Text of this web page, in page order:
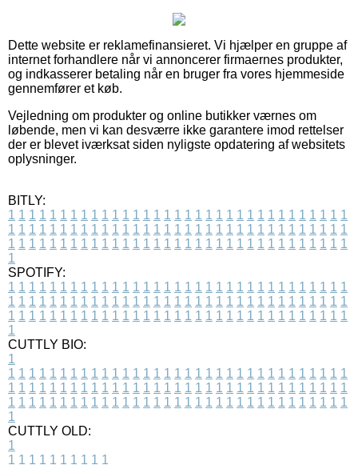
Dette website er reklamefinansieret. Vi hjælper en gruppe af
internet forhandlere når vi annoncerer firmaernes produkter,
og indkasserer betaling når en bruger fra vores hjemmeside
gennemfører et køb.
Vejledning om produkter og online butikker værnes om
løbende, men vi kan desværre ikke garantere imod rettelser
der er blevet iværksat siden nyligste opdatering af websitets
oplysninger.
BITLY:
1 1 1 1 1 1 1 1 1 1 1 1 1 1 1 1 1 1 1 1 1 1 1 1 1 1 1 1 1 1 1 1 1
1 1 1 1 1 1 1 1 1 1 1 1 1 1 1 1 1 1 1 1 1 1 1 1 1 1 1 1 1 1 1 1 1
1 1 1 1 1 1 1 1 1 1 1 1 1 1 1 1 1 1 1 1 1 1 1 1 1 1 1 1 1 1 1 1 1
1
SPOTIFY:
1 1 1 1 1 1 1 1 1 1 1 1 1 1 1 1 1 1 1 1 1 1 1 1 1 1 1 1 1 1 1 1 1
1 1 1 1 1 1 1 1 1 1 1 1 1 1 1 1 1 1 1 1 1 1 1 1 1 1 1 1 1 1 1 1 1
1 1 1 1 1 1 1 1 1 1 1 1 1 1 1 1 1 1 1 1 1 1 1 1 1 1 1 1 1 1 1 1 1
1
CUTTLY BIO:
1
1 1 1 1 1 1 1 1 1 1 1 1 1 1 1 1 1 1 1 1 1 1 1 1 1 1 1 1 1 1 1 1 1
1 1 1 1 1 1 1 1 1 1 1 1 1 1 1 1 1 1 1 1 1 1 1 1 1 1 1 1 1 1 1 1 1
1 1 1 1 1 1 1 1 1 1 1 1 1 1 1 1 1 1 1 1 1 1 1 1 1 1 1 1 1 1 1 1 1
1
CUTTLY OLD:
1
1 1 1 1 1 1 1 1 1 1